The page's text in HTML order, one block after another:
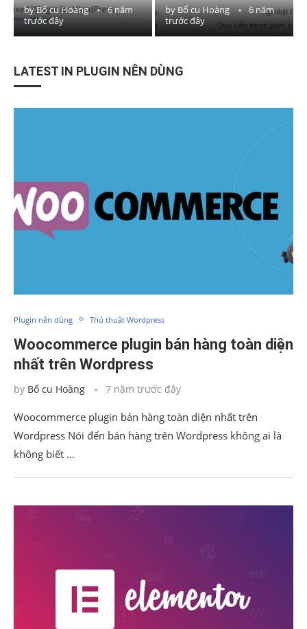
byBố cu Hoàng
6 năm
trước đây
byBố cu Hoàng
6 năm
trước đây
LATEST IN PLUGIN NÊN DÙNG
Plugin nên dùng Thủ thuật Wordpress
Woocommerce plugin bán hàng toàn diện
nhất trên Wordpress
by Bố cu Hoàng 7 năm trước đây
Woocommerce plugin bán hàng toàn diện nhất trên
Wordpress Nói đến bán hàng trên Wordpress không ai là
không biết …